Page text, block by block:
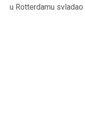
u Rotterdamu